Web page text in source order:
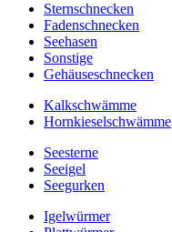
Sternschnecken
Fadenschnecken
Seehasen
Sonstige
Gehäuseschnecken
Kalkschwämme
Hornkieselschwämme
Seesterne
Seeigel
Seegurken
Igelwürmer